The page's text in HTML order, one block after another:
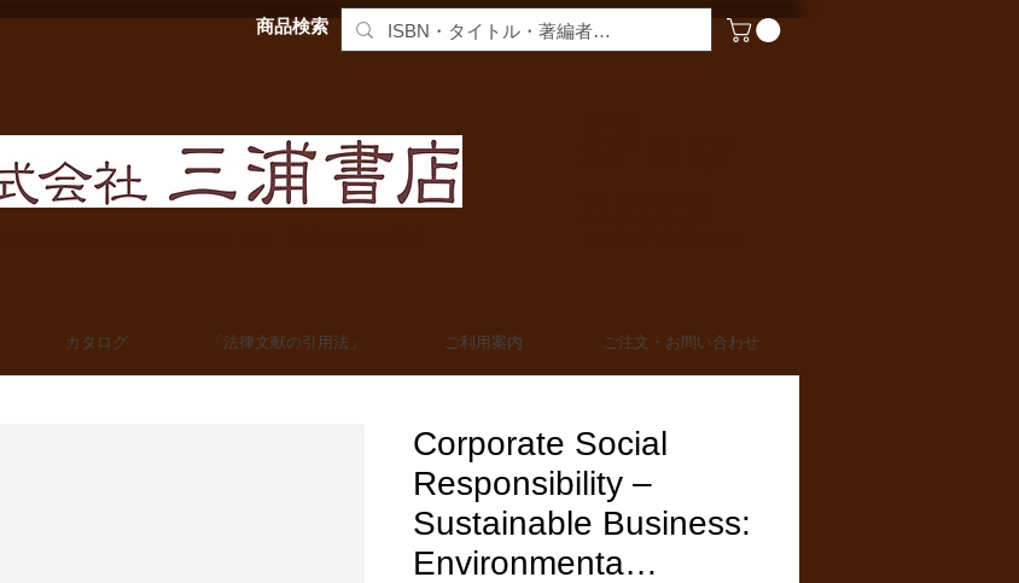
商品検索
カタログ 「法律文献の引用法」 ご利用案内 ご注文・お問い合わせ
Corporate Social
Responsibility –
Sustainable Business:
Environmenta…